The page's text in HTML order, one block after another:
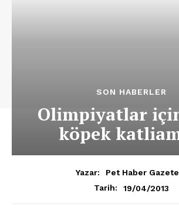
SON HABERLER
Olimpiyatlar
köpek
Yazar:
Pet Haber
Tarih:
19/04/2013